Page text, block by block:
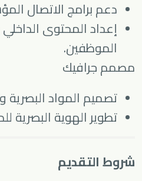
دعم برامج الاتصال
إعداد المحتوى
الموظفين.
مصمم جرافيك
تصميم المواد البصرية
تطوير الهوية
شروط التقديم